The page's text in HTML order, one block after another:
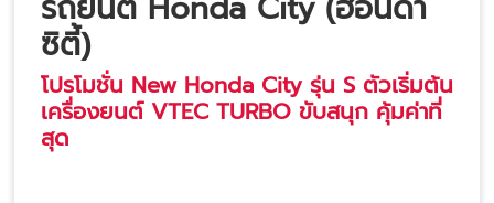
ซิตี้)
โปรโมชั่น New Honda City รุ่น S ตัวเริ่มต้น
เครื่องยนต์ VTEC TURBO ขับสนุก คุ้มค่าที่
สุด